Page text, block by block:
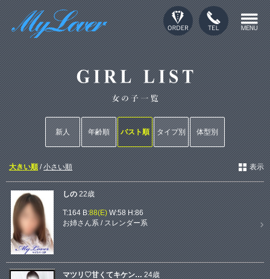
新人 年齢順 バスト順 タイプ別 体型別
大きい順/小さい順 表示
しの 22歳
T:164 B:88(E)W:58 H:86
お姉さん系/スレンダー系
マツリ♡甘くてキケン… 24歳